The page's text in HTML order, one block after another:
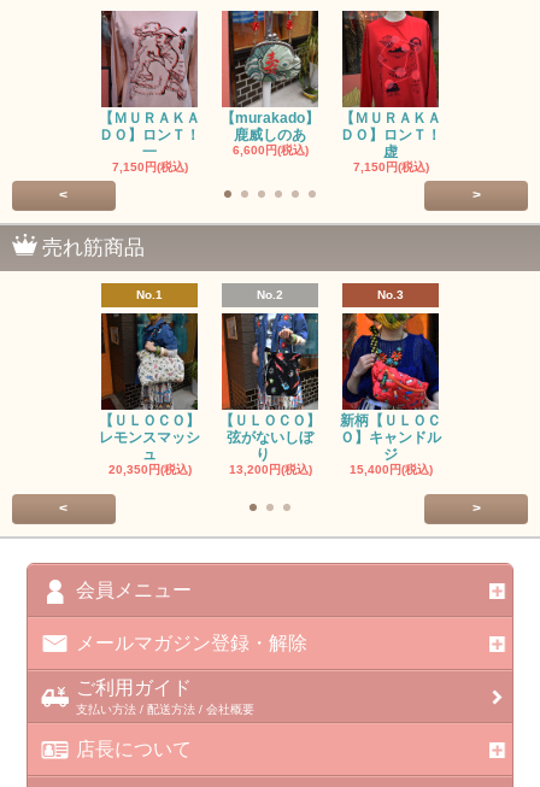
【ＭＵＲＡＫＡ
ＤＯ】ロンＴ！
一
7,150円(税込)
【murakado】
鹿威しのあ
6,600円(税込)
【ＭＵＲＡＫＡ
ＤＯ】ロンＴ！
虚
7,150円(税込)
< >
売れ筋商品
No.1
【ＵＬＯＣＯ】
レモンスマッシ
ュ
20,350円(税込)
No.2
【ＵＬＯＣＯ】
弦がないしぼ
り
13,200円(税込)
No.3
新柄【ＵＬＯＣ
Ｏ】キャンドル
ジ
15,400円(税込)
< >
会員メニュー
メールマガジン登録・解除
ご利用ガイド
支払い方法 / 配送方法 / 会社概要
店長について